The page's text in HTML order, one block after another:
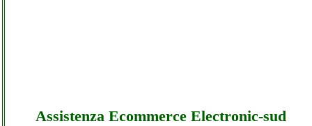
Assistenza Ecommerce Electronic-sud